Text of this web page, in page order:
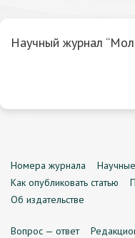
Научный журнал
Номера журнала
Как опубликовать статью
Об издательстве
Вопрос — ответ